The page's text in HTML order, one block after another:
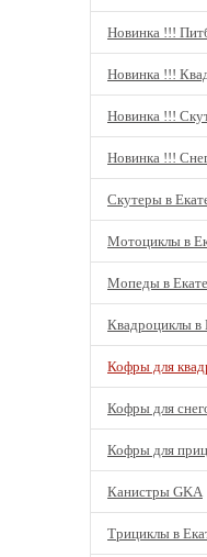
Новинка !!!
Новинка !!!
Новинка !!!
Новинка !!!
Скутеры в
Мотоциклы в
Мопеды в
Квадроциклы в
Кофры для
Кофры для
Кофры для
Канистры GKA
Трициклы в